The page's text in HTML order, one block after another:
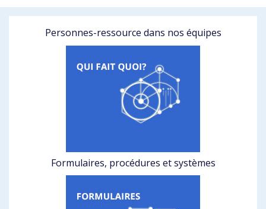
Personnes-ressource dans nos équipes
Formulaires, procédures et systèmes